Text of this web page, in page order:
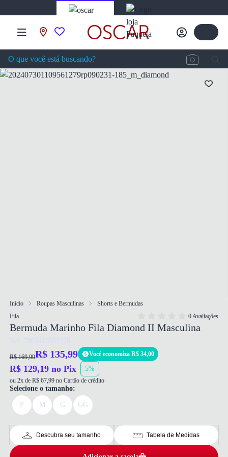
Início Roupas Masculinas
Shorts e Bermudas
Fila
0 Avaliações
Bermuda Marinho Fila Diamond II Masculina
Ref: 7893419359370
R$ 169,99R$ 135,99 Você economiza R$ 34,00
R$ 129,19 no Pix 5%
ou 2x de R$ 67,99 no Cartão de crédito
Selecione o tamanho:
P M G GG
Descubra seu tamanho Tabela de Medidas